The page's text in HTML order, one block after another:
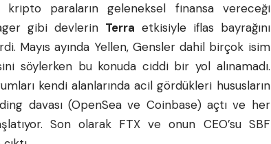
kripto paraların geleneksel finansa vereceği
gibi devlerin Terra etkisiyle iflas bayrağını
Mayıs ayında Yellen, Gensler dahil birçok isim
söylerken bu konuda ciddi bir yol alınamadı.
kendi alanlarında acil gördükleri hususların
davası (OpenSea ve Coinbase) açtı ve her
Son olarak FTX ve onun CEO’su SBF